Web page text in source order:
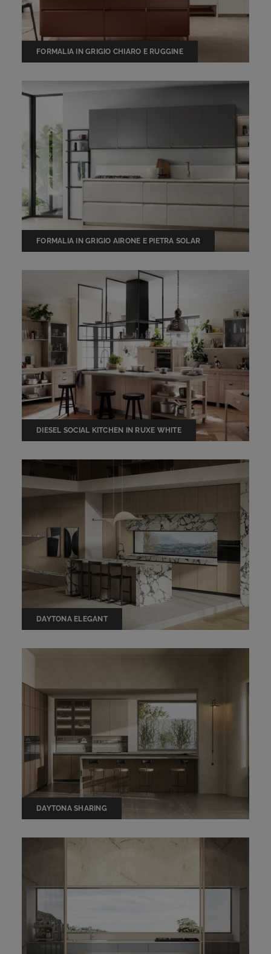
FORMALIA IN GRIGIO CHIARO E RUGGINE
FORMALIA IN GRIGIO AIRONE E PIETRA SOLAR
DIESEL SOCIAL KITCHEN IN RUXE WHITE
DAYTONA ELEGANT
DAYTONA SHARING